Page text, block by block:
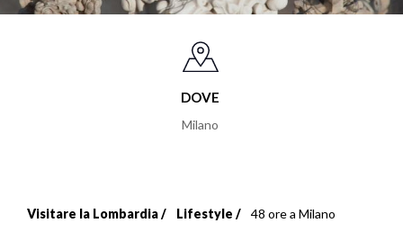
DOVE
Milano
Visitare la Lombardia Lifestyle 48 ore a Milano